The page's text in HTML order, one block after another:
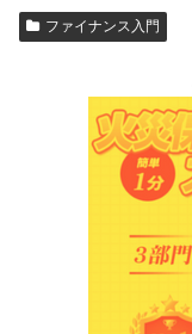
ファイナンス入門